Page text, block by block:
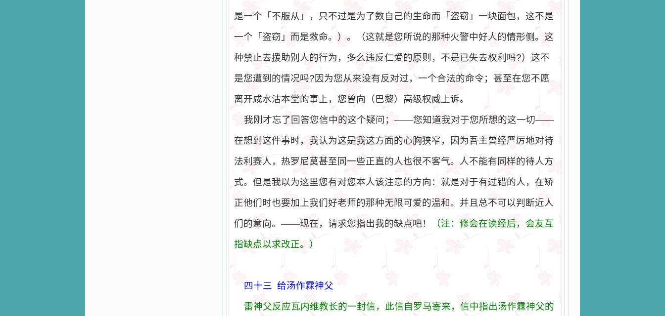
是一个「不服从」，只不过是为了数自己的生命而「盗窃」一块面包，这不是
一个「盗窃」而是救命。）。（这就是您所说的那种火警中好人的情形侧。这
种禁止去援助别人的行为，多么违反仁爱的原则，不是已失去权利吗?）这不
是您遭到的情况吗?因为您从来没有反对过，一个合法的命令；甚至在您不愿
离开咸水沽本堂的事上，您曾向（巴黎）高级权威上诉。
我刚才忘了回答您信中的这个疑问；——您知道我对于您所想的这一切——
在想到这件事时，我认为这是我这方面的心胸狭窄，因为吾主曾经严厉地对待
法利赛人，热罗尼莫甚至同一些正直的人也很不客气。人不能有同样的待人方
式。但是我以为这里您有对您本人该注意的方向：就是对于有过错的人，在矫
正他们时也要加上我们好老师的那种无限可爱的温和。并且总不可以判断近人
们的意向。——现在，请求您指出我的缺点吧！
（注：修会在读经后， 会友互
指缺点以求改正。）
四十三 给汤作霖神父
雷神父反应瓦内维教长的一封信，此信自罗马寄来，信中指出汤作霖神父的